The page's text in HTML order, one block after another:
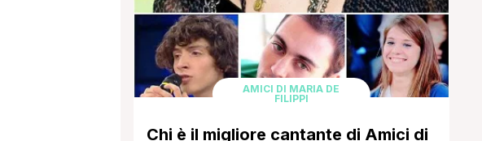
AMICI DI MARIA DE
FILIPPI
Chi è il migliore cantante di Amici di